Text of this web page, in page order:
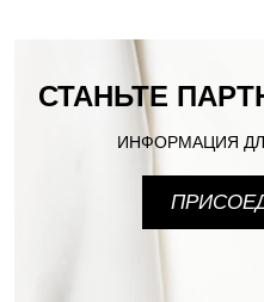
СТАНЬТЕ
ИНФОРМАЦИЯ